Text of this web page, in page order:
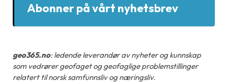
Abonner på vårt nyhetsbrev
geo365.no: ledende leverandør av nyheter og kunnskap
som vedrører geofaget og geofaglige problemstillinger
relatert til norsk samfunnsliv og næringsliv.